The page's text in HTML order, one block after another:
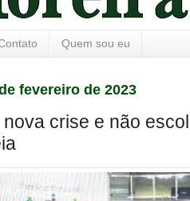
Quem sou eu
fevereiro de 2023
nova crise e não